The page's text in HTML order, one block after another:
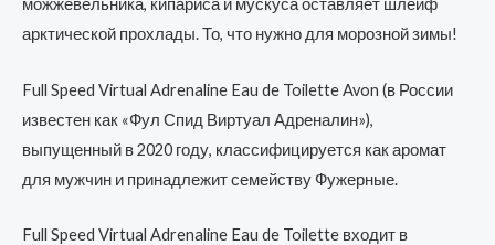
можжевельника, кипариса и мускуса оставляет шлейф
арктической прохлады. То, что нужно для морозной зимы!
Full Speed Virtual Adrenaline Eau de Toilette Avon (в России
известен как «Фул Спид Виртуал Адреналин»),
выпущенный в 2020 году, классифицируется как аромат
для мужчин и принадлежит семейству Фужерные.
Full Speed Virtual Adrenaline Eau de Toilette входит в